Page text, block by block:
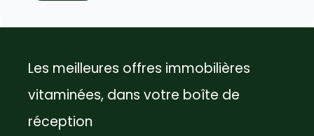
Les meilleures offres immobilières
vitaminées, dans votre boîte de
réception